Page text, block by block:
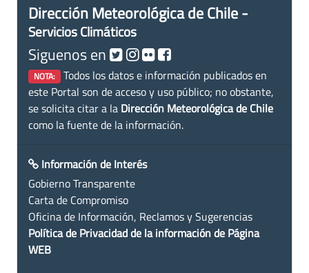
Dirección Meteorológica de Chile -
Servicios Climáticos
Siguenos en
NOTA: Todos los datos e información publicados en
este Portal son de acceso y uso público; no obstante,
se solicita citar a la Dirección Meteorológica de Chile
como la fuente de la información.
Información de Interés
Gobierno Transparente
Carta de Compromiso
Oficina de Información, Reclamos y Sugerencias
Política de Privacidad de la información de Página
WEB